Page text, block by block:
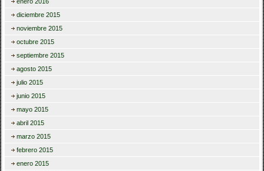
diciembre 2015
noviembre 2015
octubre 2015
septiembre 2015
agosto 2015
julio 2015
junio 2015
mayo 2015
abril 2015
marzo 2015
febrero 2015
enero 2015